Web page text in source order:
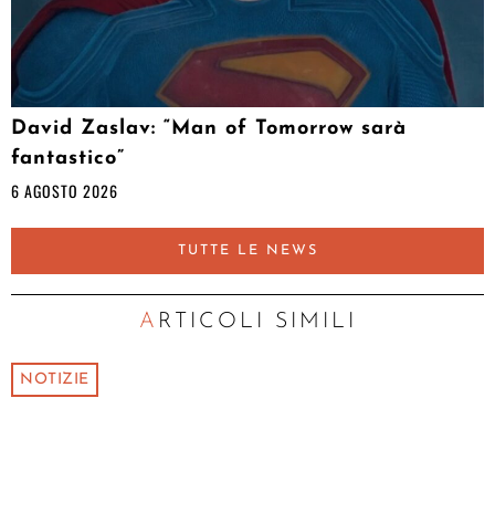
David Zaslav: “Man of Tomorrow sarà
fantastico”
6 AGOSTO 2026
TUTTE LE NEWS
ARTICOLI SIMILI
NOTIZIE